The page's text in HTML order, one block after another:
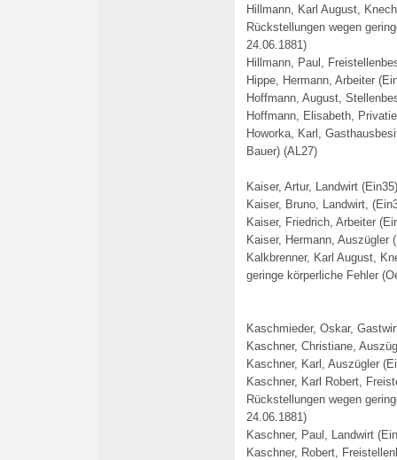
Hillmann, Karl August,
Rückstellungen wegen
24.06.1881)
Hillmann, Paul,
Hippe, Hermann, Arbeiter
Hoffmann, August,
Hoffmann, Elisabeth,
Howorka, Karl,
Bauer) (AL27)
Kaiser, Artur, Landwirt (Ein35)
Kaiser, Bruno, Landwirt,
Kaiser, Friedrich, Arbeiter
Kaiser, Hermann, Auszügler
Kalkbrenner, Karl August,
geringe körperliche Fehler
Kaschmieder, Oskar,
Kaschner, Christiane,
Kaschner, Karl, Auszügler
Kaschner, Karl Robert,
Rückstellungen wegen
24.06.1881)
Kaschner, Paul, Landwirt
Kaschner, Robert,